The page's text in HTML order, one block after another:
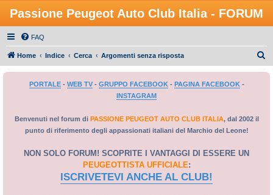
Passione Peugeot Auto Club Italia - FORUM
FAQ
Home Indice Cerca Argomenti senza risposta
PORTALE- WEB TV- GRUPPO FACEBOOK- PAGINA FACEBOOK-
INSTAGRAM
Benvenuti nel forum di PASSIONE PEUGEOT AUTO CLUB ITALIA, dal 2002 il
punto di riferimento degli appassionati italiani del Marchio del Leone!
NON SOLO FORUM! SCOPRITE I VANTAGGI DI ESSERE UN
PEUGEOTTISTA UFFICIALE:
ISCRIVETEVI ANCHE AL CLUB!